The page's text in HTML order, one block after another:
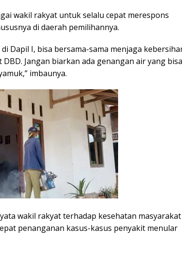
wakil rakyat untuk selalu cepat merespons
di daerah pemilihannya.
Dapil I, bisa bersama-sama menjaga
Jangan biarkan ada genangan air yang bisa
imbaunya.
wakil rakyat terhadap kesehatan masyarakat
penanganan kasus-kasus penyakit menular